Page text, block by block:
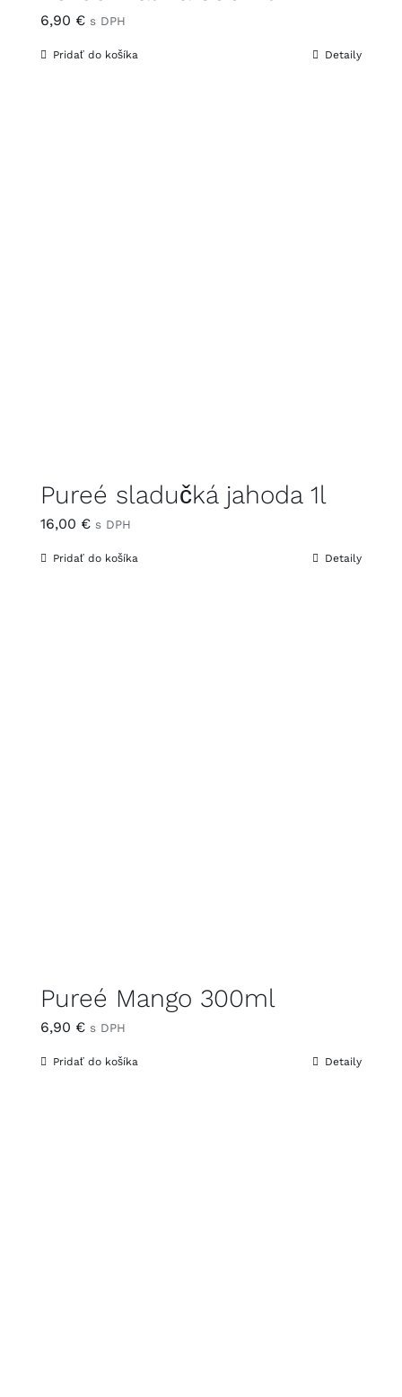
6,90 € s DPH
Pridať do košíka Detaily
Pureé sladučká jahoda 1l
16,00 € s DPH
Pridať do košíka Detaily
Pureé Mango 300ml
6,90 € s DPH
Pridať do košíka Detaily